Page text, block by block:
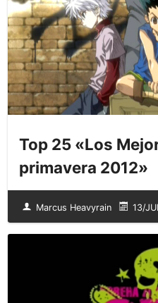
Top 25 «Los
primavera 2012»
Marcus Heavyrain 13/